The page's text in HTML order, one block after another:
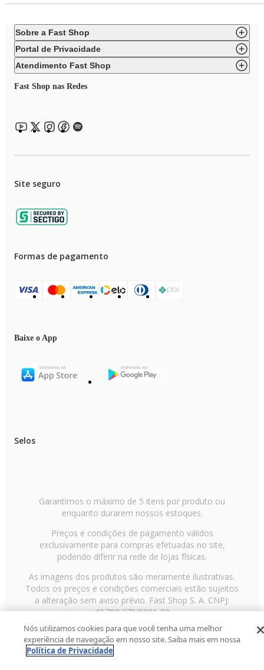
Sobre a Fast Shop
Portal de Privacidade
Atendimento Fast Shop
Fast Shop nas Redes
Site seguro
Formas de pagamento
Baixe o App
Selos
Garantimos o máximo de 5 itens por produto ou
enquanto durarem nossos estoques.
Preços e condições de pagamento válidos
exclusivamente para compras efetuadas no site,
podendo diferir na rede de lojas físicas.
As imagens dos produtos são meramente ilustrativas.
Todos os preços e condições comerciais estão sujeitos
a alteração sem aviso prévio. Fast Shop S. A. CNPJ:
43.708.379/0001-00
Avenida Zaki Narchi, nº 1650, sobreloja, Carandiru, São
Paulo/SP, CEP 02029-001, Telefone: 11 3003-3728 ©
2013 Fast Shop - Todos os direitos reservados
Nós utilizamos cookies para que você tenha uma melhor
experiência de navegação em nosso site. Saiba mais em nossa
Política de Privacidade